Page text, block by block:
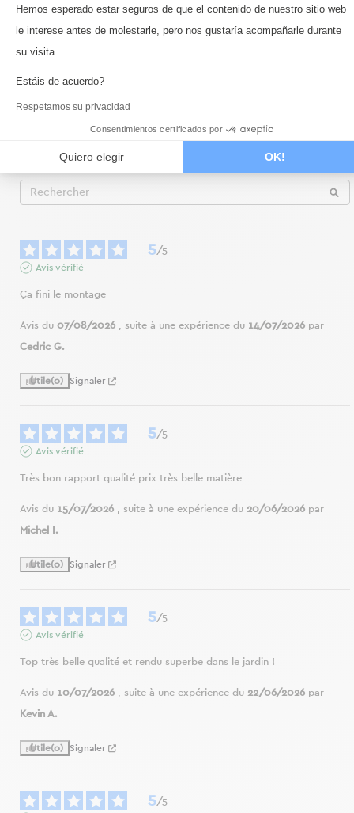
Hemos esperado estar seguros de que el contenido de nuestro sitio web
le interese antes de molestarle, pero nos gustaría acompañarle durante
su visita.
Estáis de acuerdo?
Respetamos su privacidad
Consentimientos certificados por
Quiero elegir OK!
3 étoiles
étoiles
5/5
Avis vérifié
Ça fini le montage
Avis du 07/08/2026 , suite à une expérience du 14/07/2026 par
Cedric G.
Utile(0) Signaler
5/5
Avis vérifié
Très bon rapport qualité prix très belle matière
Avis du 15/07/2026 , suite à une expérience du 20/06/2026 par
Michel I.
Utile(0) Signaler
5/5
Avis vérifié
Top très belle qualité et rendu superbe dans le jardin !
Avis du 10/07/2026 , suite à une expérience du 22/06/2026 par
Kevin A.
Utile(0) Signaler
5/5